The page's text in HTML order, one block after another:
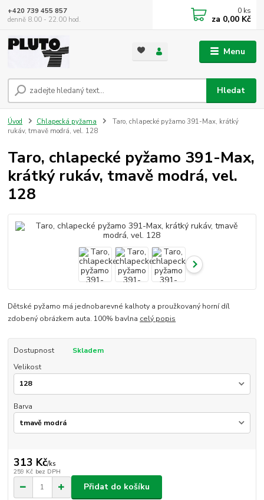
Menu
Hledat
+420 739 455 857
denně 8.00 - 22.00 hod.
0 ks
za 0,00 Kč
Úvod Chlapecká pyžama
Taro, chlapecké pyžamo 391-Max, krátký
rukáv, tmavě modrá, vel. 128
Taro, chlapecké pyžamo 391-Max,
krátký rukáv, tmavě modrá, vel.
128
Dětské pyžamo má jednobarevné kalhoty a proužkovaný horní díl
zdobený obrázkem auta. 100% bavlna celý popis
Dostupnost
Skladem
Velikost
Barva
313 Kč/ks
259 Kč bez DPH
Přidat do košíku